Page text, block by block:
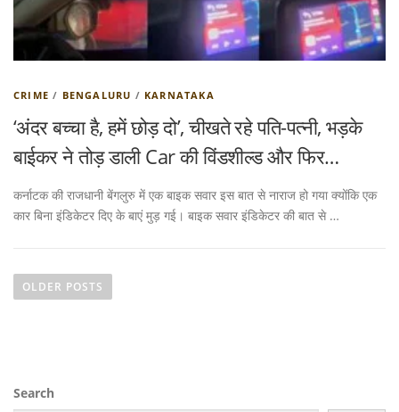
CRIME / BENGALURU / KARNATAKA
‘अंदर बच्चा है, हमें छोड़ दो’, चीखते रहे पति-पत्नी, भड़के
बाईकर ने तोड़ डाली Car की विंडशील्ड और फिर…
कर्नाटक की राजधानी बेंगलुरु में एक बाइक सवार इस बात से नाराज हो गया क्योंकि एक
कार बिना इंडिकेटर दिए के बाएं मुड़ गई। बाइक सवार इंडिकेटर की बात से …
o
s
a
OLDER POSTS
Search